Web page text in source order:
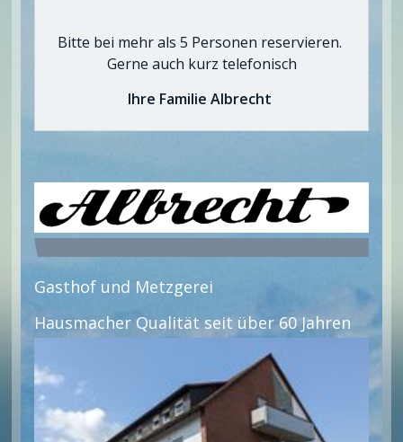
Bitte bei mehr als 5 Personen reservieren.
Gerne auch kurz telefonisch
Ihre Familie Albrecht
Gasthof und Metzgerei
Hausmacher Qualität seit über 60 Jahren